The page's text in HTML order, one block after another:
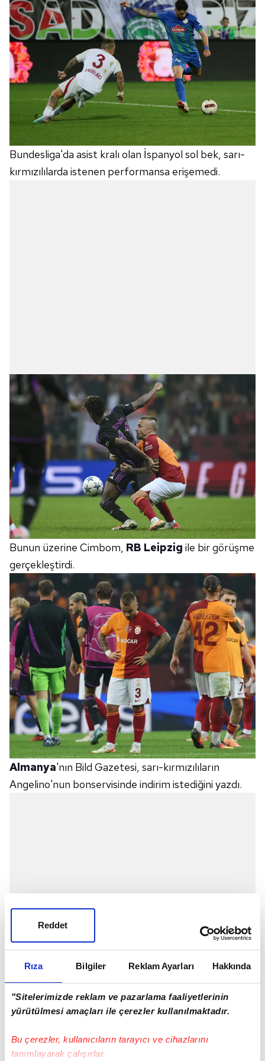
Rıza Bilgiler Reklam Ayarları Hakkında
"Sitelerimizde reklam ve pazarlama faaliyetlerinin
yürütülmesi amaçları ile çerezler kullanılmaktadır.
Bu çerezler, kullanıcıların tarayıcı ve cihazlarını
tanımlayarak çalışırlar.
Reddet
Bundesliga'da asist kralı olan İspanyol sol bek, sarı-
kırmızılılarda istenen performansa erişemedi.
Bunun üzerine Cimbom, RB Leipzig ile bir görüşme
gerçekleştirdi.
Almanya'nın Bild Gazetesi, sarı-kırmızılıların
Angelino'nun bonservisinde indirim istediğini yazdı.